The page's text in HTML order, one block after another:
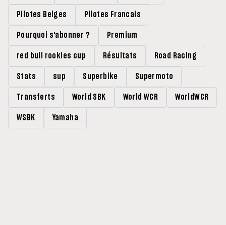
Pilotes Belges Pilotes Francais
Pourquoi s'abonner ? Premium
red bull rookies cup Résultats Road Racing
Stats sup Superbike Supermoto
Transferts World SBK World WCR WorldWCR
WSBK Yamaha